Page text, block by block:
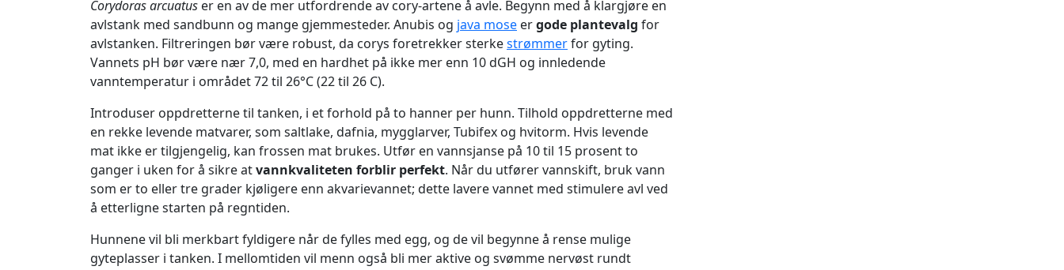
Corydoras arcuatus er en av de mer utfordrende av cory-artene å avle. Begynn med å klargjøre en
avlstank med sandbunn og mange gjemmesteder. Anubis og java mose ergode plantevalg for
avlstanken. Filtreringen bør være robust, da corys foretrekker sterkestrømmerfor gyting.
Vannets pH bør være nær 7,0, med en hardhet på ikke mer enn 10 dGH og innledende
vanntemperatur i området 72 til 26°C (22 til 26 C).
Introduser oppdretterne til tanken, i et forhold på to hanner per hunn. Tilhold oppdretterne med
en rekke levende matvarer, som saltlake, dafnia, mygglarver, Tubifex og hvitorm. Hvis levende
mat ikke er tilgjengelig, kan frossen mat brukes. Utfør en vannsjanse på 10 til 15 prosent to
ganger i uken for å sikre atvannkvaliteten forblir perfekt. Når du utfører vannskift, bruk vann
som er to eller tre grader kjøligere enn akvarievannet; dette lavere vannet med stimulere avl ved
å etterligne starten på regntiden.
Hunnene vil bli merkbart fyldigere når de fylles med egg, og de vil begynne å rense mulige
gyteplasser i tanken. I mellomtiden vil menn også bli mer aktive og svømme nervøst rundt